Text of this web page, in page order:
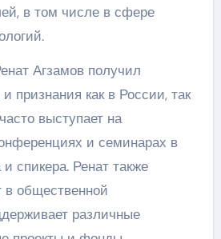
в том числе в сфере
Агзамов получил
признания как в России, так
выступает на
и семинарах в
и спикера. Ренат также
в общественной
различные